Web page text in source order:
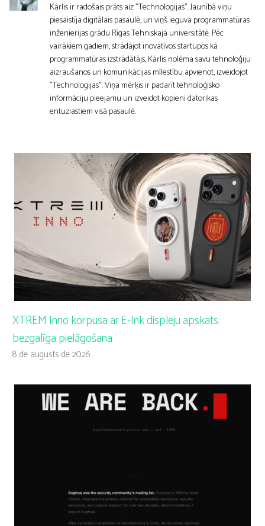
Kārlis ir radošais prāts aiz "Technologijas". Jaunībā viņu
piesaistīja digitālais pasaulē, un viņš ieguva programmatūras
inženierijas grādu Rīgas Tehniskajā universitātē. Pēc
vairākiem gadiem, strādājot inovatīvos startupos kā
programmatūras izstrādātājs, Kārlis nolēma savu tehnoloģiju
aizraušanos un komunikācijas mīlestību apvienot, izveidojot
"Technologijas". Viņa mērķis ir padarīt tehnoloģisko
informāciju pieejamu un izveidot kopieni datorikas
entuziastiem visā pasaulē.
XTREM Inno korpusa ar E-Ink displeju apskats:
bezgalīga pielāgošana
8 de augusts de 2026